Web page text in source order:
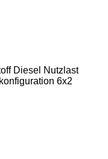
Diesel Nutzlast
6x2